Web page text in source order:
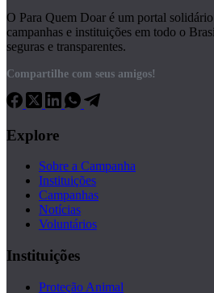
O Para Quem Doar é um portal solidário
campanhas e instituições em todo o
seguras e transparentes.
Compartilhe com seus amigos!
Explore
Sobre a Campanha
Instituições
Campanhas
Notícias
Voluntários
Instituições
Proteção Animal